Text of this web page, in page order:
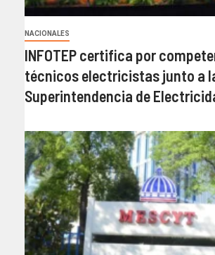
NACIONALES
INFOTEP certifica por
técnicos electricistas junto a
Superintendencia de